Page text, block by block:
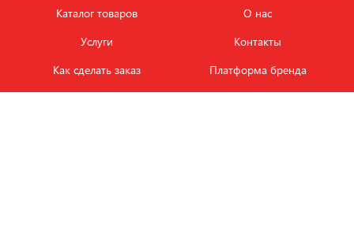
Каталог товаров
Услуги
Как сделать заказ
О нас
Контакты
Платформа бренда